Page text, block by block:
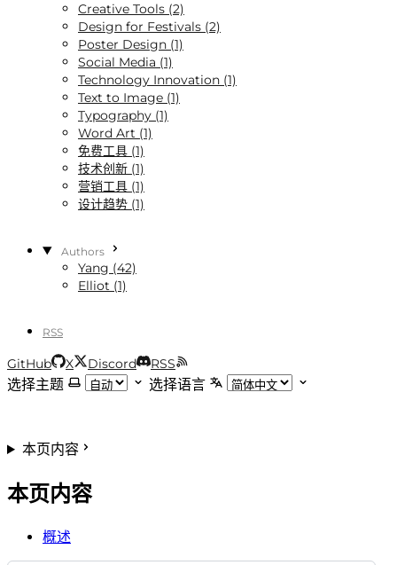
Creative Tools (2)
Design for Festivals (2)
Poster Design (1)
Social Media (1)
Technology Innovation (1)
Text to Image (1)
Typography (1)
Word Art (1)
免费工具 (1)
技术创新 (1)
营销工具 (1)
设计趋势 (1)
Authors
Yang (42)
Elliot (1)
RSS
GitHub X Discord RSS
选择主题 选择语言
本页内容
本页内容
概述